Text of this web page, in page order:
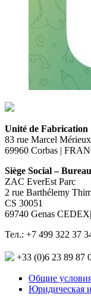
Unité de Fabrication
83 rue Marcel Mérieux
69960 Corbas |
Siège Social –
ZAC EverEst Parc
2 rue Barthélemy
CS 30051
69740 Genas
Тел.: +7 499 322 37
+33 (0)6 23 89 87
Общие
Юридическая